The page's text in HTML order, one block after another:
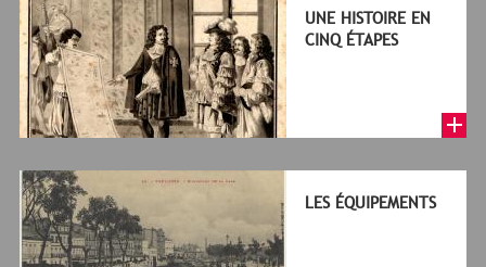
UNE HISTOIRE EN
CINQ ÉTAPES
LES ÉQUIPEMENTS